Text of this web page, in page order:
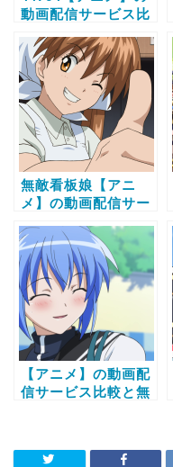
動画配信サービス比
する方法
無敵看板娘【アニ
メ】の動画配信サー
話視聴する方法
【アニメ】の動画配
信サービス比較と無